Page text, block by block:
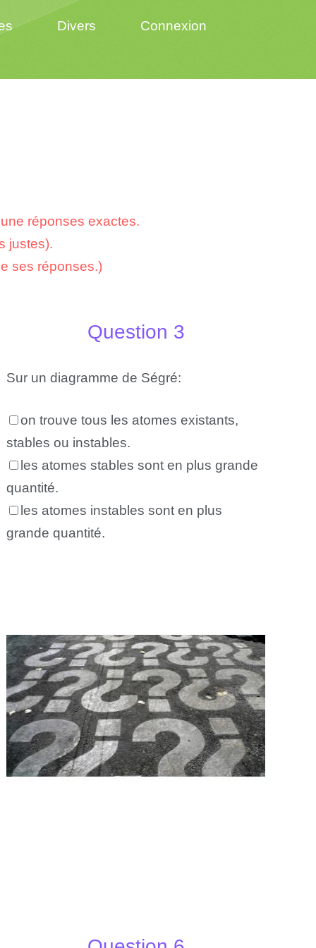
Divers Connexion
réponses exactes.
justes).
ses réponses.)
Question 3
Sur un diagramme de Ségré:
on trouve tous les atomes existants,
stables ou instables.
les atomes stables sont en plus grande
quantité.
les atomes instables sont en plus
grande quantité.